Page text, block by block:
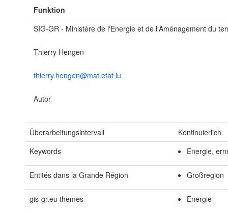
Funktion
SIG-GR - Ministère de l'Energie et de l'Aménagement du
Thierry Hengen
thierry.hengen@mat.etat.lu
Autor
Überarbeitungsintervall
Kontinuierlich
Keywords
Energie,
Entités dans la Grande Région Großregion
gis-gr.eu themes Energie